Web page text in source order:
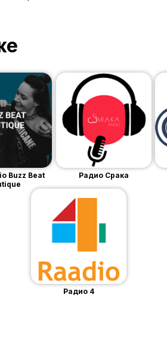
Buzz Beat
Радио Срака
Радио 4